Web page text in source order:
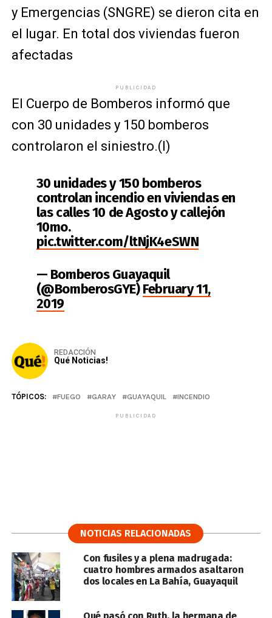
y Emergencias (SNGRE) se dieron cita en
el lugar. En total dos viviendas fueron
afectadas
PUBLICIDAD
El Cuerpo de Bomberos informó que
con 30 unidades y 150 bomberos
controlaron el siniestro.(I)
30 unidades y 150 bomberos
controlan incendio en viviendas en
las calles 10 de Agosto y callejón
10mo.
pic.twitter.com/ltNjK4eSWN
— Bomberos Guayaquil
(@BomberosGYE)February 11,
2019
REDACCIÓN
Qué Noticias!
TÓPICOS: FUEGO GARAY GUAYAQUIL INCENDIO
PUBLICIDAD
NOTICIAS RELACIONADAS
Con fusiles y a plena madrugada:
cuatro hombres armados asaltaron
dos locales en La Bahía, Guayaquil